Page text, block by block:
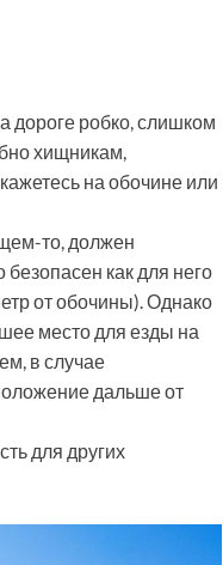
дороге робко, слишком
хищникам,
на обочине или
то, должен
как для него
от обочины). Однако
место для езды на
в случае
дальше от
для других